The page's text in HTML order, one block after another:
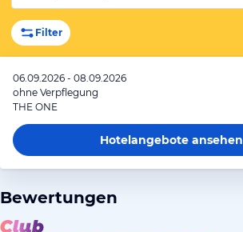
Filter
06.09.2026 - 08.09.2026
ohne Verpflegung
THE ONE
Hotelangeboteansehen
Bewertungen